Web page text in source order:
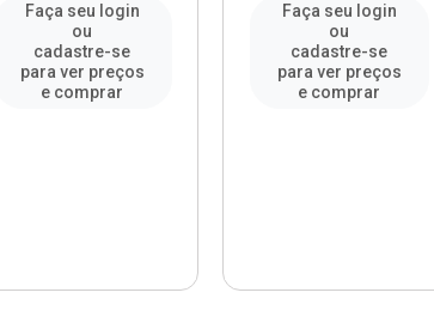
Faça seu login
ou
cadastre-se
para ver preços
e comprar
Faça seu login
ou
cadastre-se
para ver preços
e comprar